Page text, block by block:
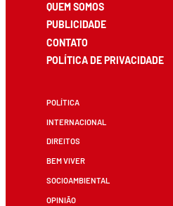
QUEM SOMOS
PUBLICIDADE
CONTATO
POLÍTICA DE PRIVACIDADE
POLÍTICA
INTERNACIONAL
DIREITOS
BEM VIVER
SOCIOAMBIENTAL
OPINIÃO